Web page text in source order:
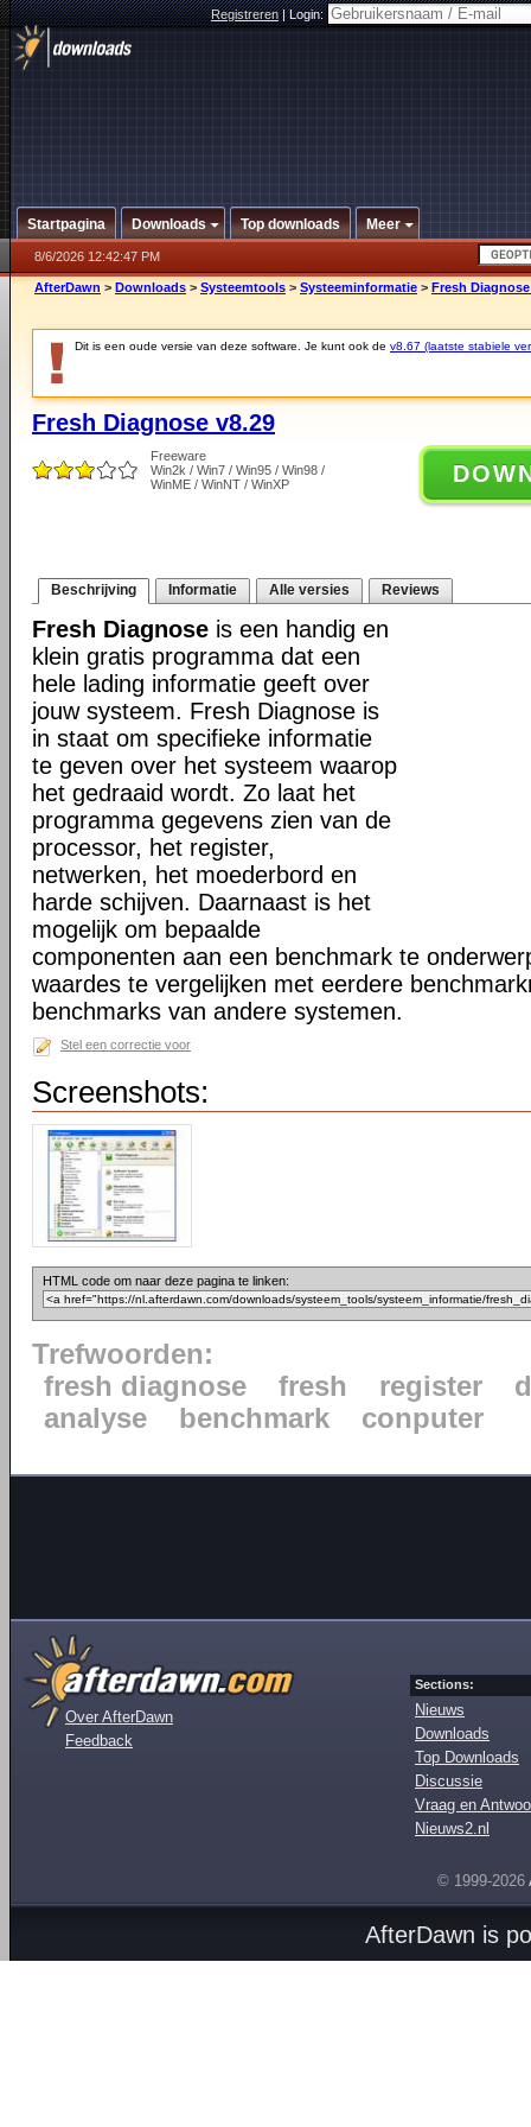
Registreren|Login:
Startpagina Downloads Top downloads Meer
8/6/2026 12:42:47 PM
AfterDawn > Downloads > Systeemtools > Systeeminformatie > Fresh Diagnose
Dit is een oude versie van deze software. Je kunt ook de v8.67 (laatste stabiele
Fresh Diagnose v8.29
Freeware
Win2k / Win7 / Win95 / Win98 /
WinME / WinNT / WinXP
Beschrijving Informatie Alle versies Reviews
Fresh Diagnose is een handig en
klein gratis programma dat een
hele lading informatie geeft over
jouw systeem. Fresh Diagnose is
in staat om specifieke informatie
te geven over het systeem waarop
het gedraaid wordt. Zo laat het
programma gegevens zien van de
processor, het register,
netwerken, het moederbord en
harde schijven. Daarnaast is het
mogelijk om bepaalde
componenten aan een benchmark te
waardes te vergelijken met eerdere
benchmarks van andere systemen.
Stel een correctie voor
Screenshots:
HTML code om naar deze pagina te linken:
Trefwoorden:
fresh diagnose
fresh register
analyse
benchmark conputer
Over AfterDawn
Feedback
Sections:
Nieuws
Downloads
Top Downloads
Discussie
Vraag en
Nieuws2.nl
© 1999-2026
AfterDawn is